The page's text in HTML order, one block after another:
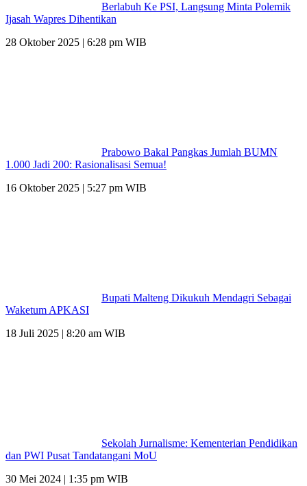
Berlabuh Ke PSI, Langsung Minta Polemik
Ijasah Wapres Dihentikan
28 Oktober 2025 | 6:28 pm WIB
Prabowo Bakal Pangkas Jumlah BUMN
1.000 Jadi 200: Rasionalisasi Semua!
16 Oktober 2025 | 5:27 pm WIB
Bupati Malteng Dikukuh Mendagri Sebagai
Waketum APKASI
18 Juli 2025 | 8:20 am WIB
Sekolah Jurnalisme: Kementerian Pendidikan
dan PWI Pusat Tandatangani MoU
30 Mei 2024 | 1:35 pm WIB